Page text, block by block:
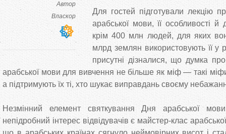
Автор
Власкор
Для гостей підготували лекцію
арабської мови, її особливості й
крім 400 млн людей, для яких
млрд землян використовують її у
присутні дізналися, що думка
арабської мови для вивчення не більше як міф — такі
а підтримують їх ті, хто шукає виправдань своєму
Незмінний елемент святкування Дня арабської
непідробний інтерес відвідувачів є майстер-клас